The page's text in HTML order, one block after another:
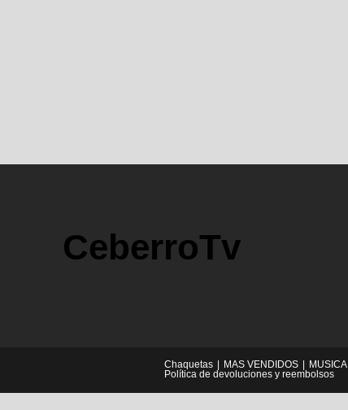
CeberroTv
Chaquetas MAS VENDIDOS MUSICA
Política de devoluciones y reembolsos